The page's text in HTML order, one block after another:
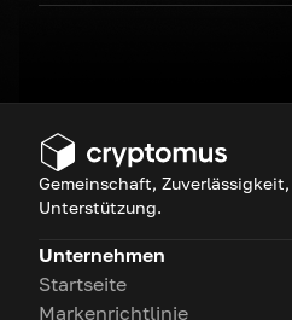
Gemeinschaft,
Unterstützung.
Unternehmen
Startseite
Markenrichtlinie